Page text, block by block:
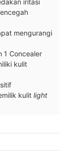
mengurangi
1 Concealer
kulit
kulit light